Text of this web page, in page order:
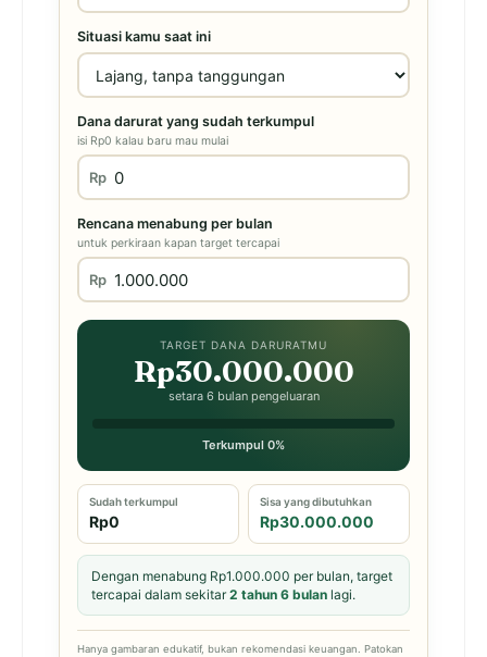
Situasi kamu saat ini
Dana darurat yang sudah terkumpul
isi Rp0 kalau baru mau mulai
Rp
Rencana menabung per bulan
untuk perkiraan kapan target tercapai
Rp
TARGET DANA DARURATMU
Rp30.000.000
setara 6 bulan pengeluaran
Terkumpul 0%
Sudah terkumpul
Rp0
Sisa yang dibutuhkan
Rp30.000.000
Dengan menabung Rp1.000.000 per bulan, target
tercapai dalam sekitar2 tahun 6 bulan lagi.
Hanya gambaran edukatif, bukan rekomendasi keuangan. Patokan